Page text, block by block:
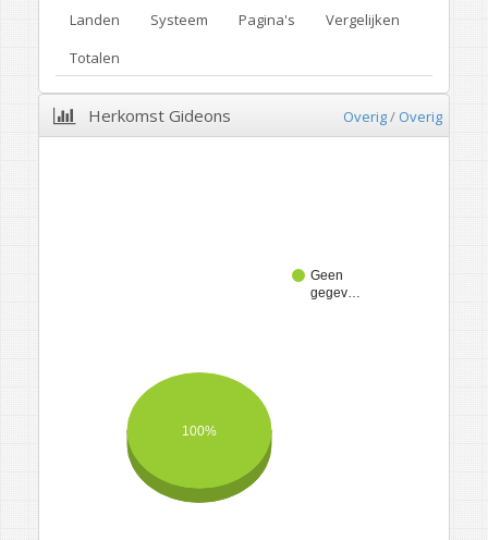
Landen
Systeem Pagina's
Vergelijken
Totalen
Herkomst Gideons Overig/Overig
Geen
gegev…
100%